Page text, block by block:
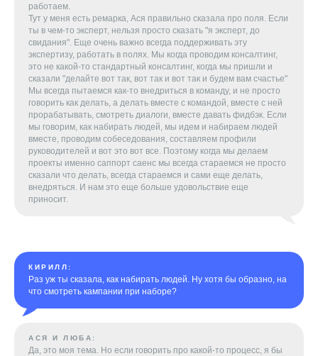
работаем.
Тут у меня есть ремарка, Ася правильно сказала про поля. Если
ты в чем-то эксперт, нельзя просто сказать "я эксперт, до
свидания". Еще очень важно всегда поддерживать эту
экспертизу, работать в полях. Мы когда проводим консалтинг,
это не какой-то стандартный консалтинг, когда мы пришли и
сказали "делайте вот так, вот так и вот так и будем вам счастье"
Мы всегда пытаемся как-то внедриться в команду, и не просто
говорить как делать, а делать вместе с командой, вместе с ней
прорабатывать, смотреть диалоги, вместе давать фидбэк. Если
мы говорим, как набирать людей, мы идем и набираем людей
вместе, проводим собеседования, составляем профили
руководителей и вот это вот все. Поэтому когда мы делаем
проекты именно саппорт саенс мы всегда стараемся не просто
сказали что делать, всегда стараемся и сами еще делать,
внедряться. И нам это еще больше удовольствие еще
приносит.
КИРИЛЛ:
Раз уж ты сказала, как набирать людей. Ну хотя бы образно, на
что смотреть кампании при наборе?
АСЯ И ЛЮБА:
Да, это моя тема. Но если говорить про какой-то процесс, я бы